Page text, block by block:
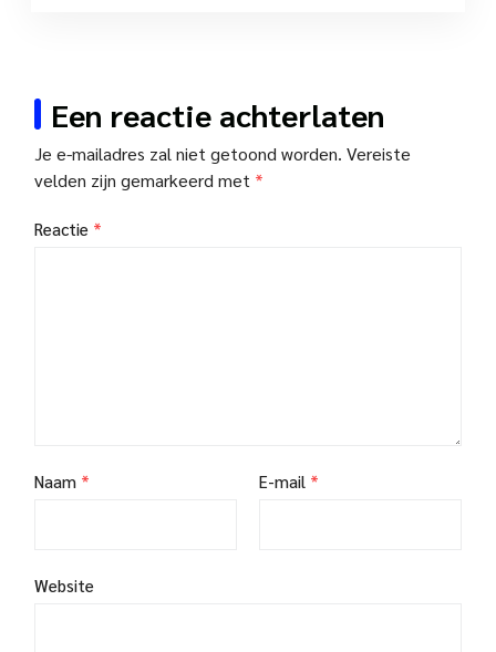
Een reactie achterlaten
Je e-mailadres zal niet getoond worden. Vereiste
velden zijn gemarkeerd met *
Reactie *
Naam * E-mail *
Website